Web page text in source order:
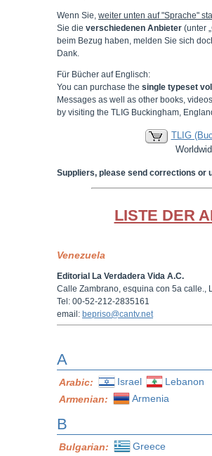
Wenn Sie, weiter unten auf "Sprache"
Sie die verschiedenen Anbieter (unter
beim Bezug haben, melden Sie sich
Dank.
Für Bücher auf Englisch:
You can purchase the single typeset
Messages as well as other books,
by visiting the TLIG Buckingham,
TLIG
Suppliers, please send corrections or
LISTE DER
Venezuela
Editorial La Verdadera Vida A.C.
Calle Zambrano, esquina con 5a calle.,
Tel: 00-52-212-2835161
email: bepriso@cantv.net
A
Arabic: Israel
Lebanon
Armenian:
Armenia
B
Bulgarian: Greece